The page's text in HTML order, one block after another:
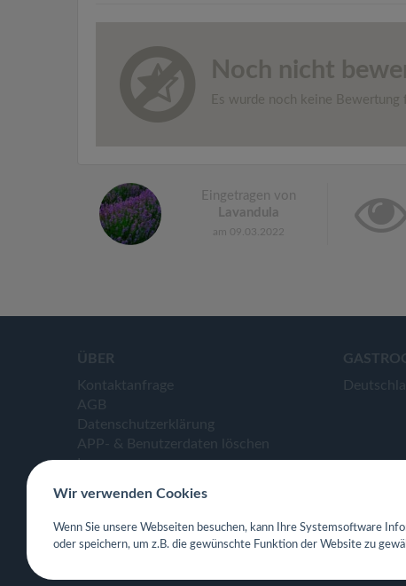
Noch nicht
Es wurde noch keine Bewertung
Eingetragen von
Lavandula
am 09.03.2022
ÜBER
Kontaktanfrage
AGB
Datenschutzerklärung
APP- & Benutzerdaten löschen
Impressum
Wir verwenden Cookies
Wenn Sie unsere Webseiten besuchen, kann Ihre Systemsoftware
oder speichern, um z.B. die gewünschte Funktion der Website zu